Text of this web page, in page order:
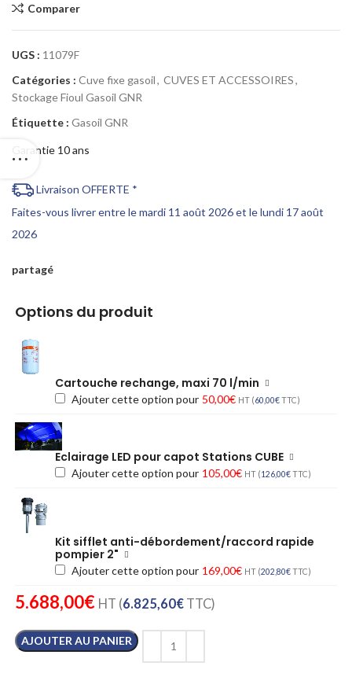
Comparer
UGS : 11079F
Catégories : Cuve fixe gasoil, CUVES ET ACCESSOIRES,
Stockage Fioul Gasoil GNR
Étiquette : Gasoil GNR
Garantie 10 ans
Livraison OFFERTE *
Faites-vous livrer entre le mardi 11 août 2026 et le lundi 17 août
2026
partagé
Options du produit
Cartouche rechange, maxi 70 l/min
Ajouter cette option pour 50,00€ HT (60,00€TTC)
Eclairage LED pour capot Stations CUBE
Ajouter cette option pour 105,00€ HT (126,00€TTC)
Kit sifflet anti-débordement/raccord rapide
pompier 2"
Ajouter cette option pour 169,00€ HT (202,80€TTC)
5.688,00€ HT (6.825,60€ TTC)
AJOUTER AU PANIER